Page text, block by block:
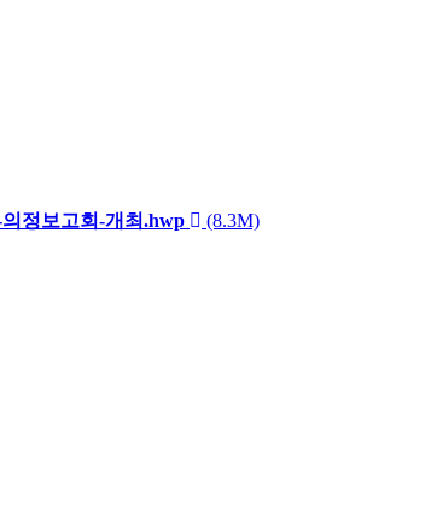
정보고회-개최.hwp (8.3M)